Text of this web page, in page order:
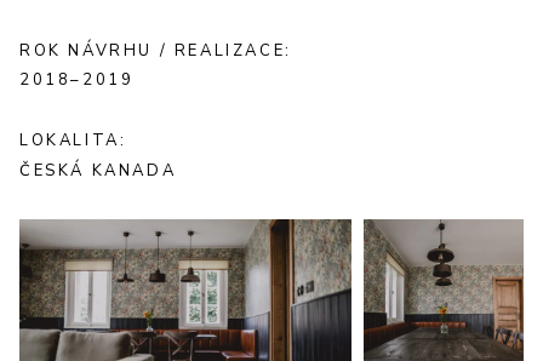
ROK NÁVRHU / REALIZACE:
2018–2019
LOKALITA:
ČESKÁ KANADA